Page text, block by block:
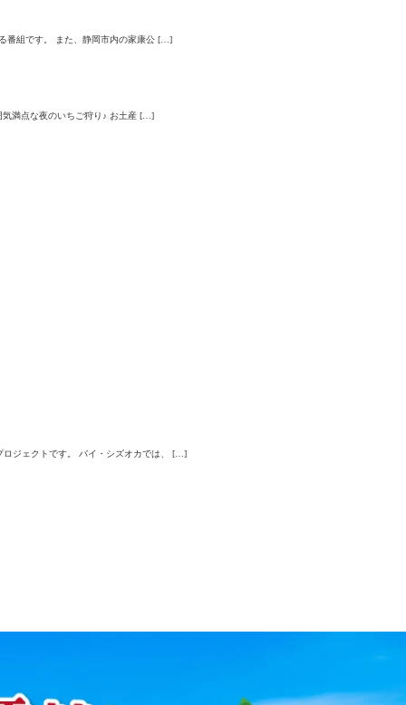
番組です。 また、静岡市内の家康公 […]
気満点な夜のいちご狩り♪ お土産 […]
ロジェクトです。 バイ・シズオカでは、 […]